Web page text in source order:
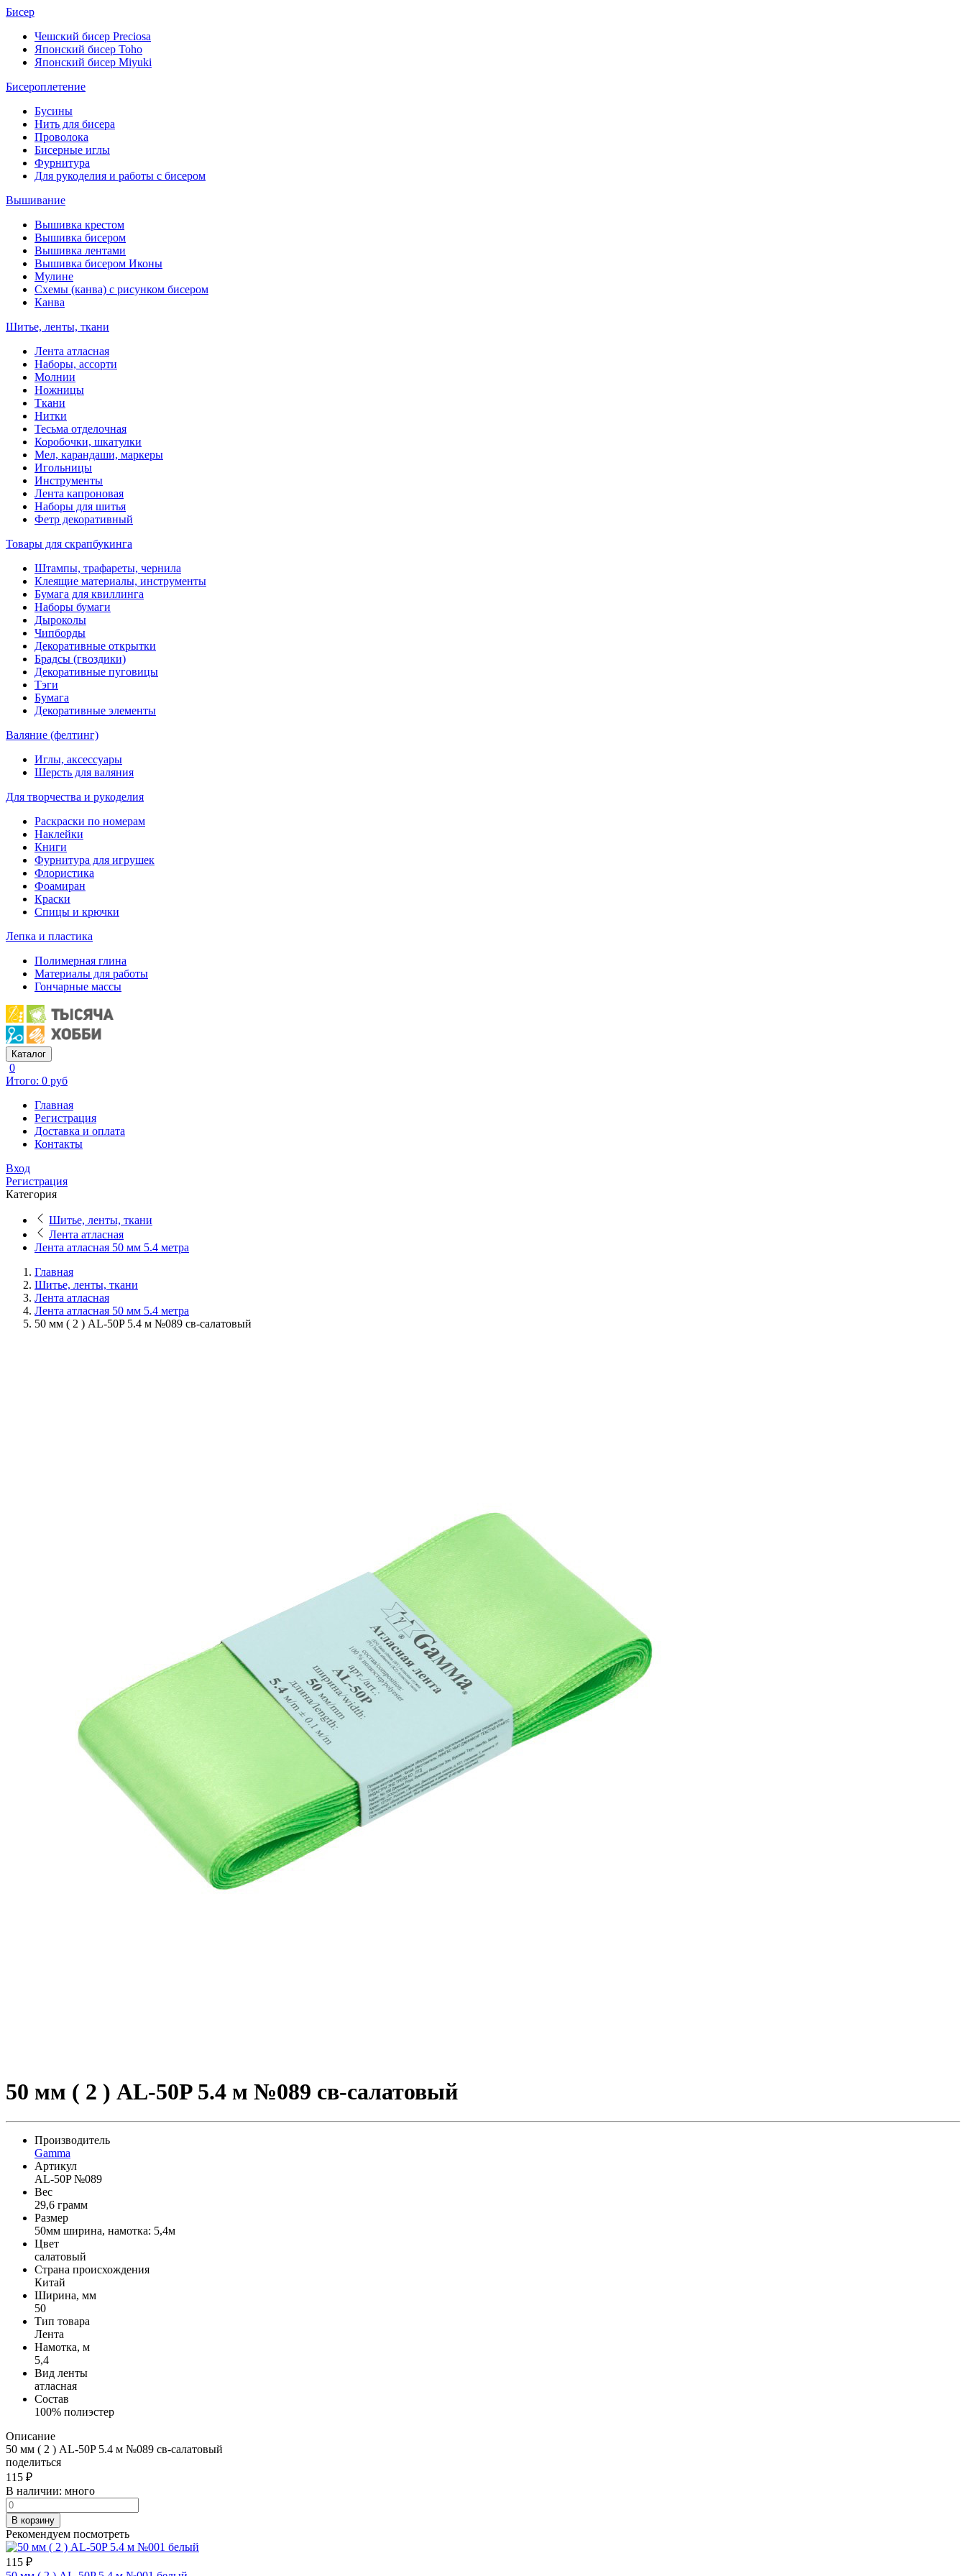
Бисер
Чешский бисер Preciosa
Японский бисер Toho
Японский бисер Miyuki
Бисероплетение
Бусины
Нить для бисера
Проволока
Бисерные иглы
Фурнитура
Для рукоделия и работы с бисером
Вышивание
Вышивка крестом
Вышивка бисером
Вышивка лентами
Вышивка бисером Иконы
Мулине
Схемы (канва) с рисунком бисером
Канва
Шитье, ленты, ткани
Лента атласная
Наборы, ассорти
Молнии
Ножницы
Ткани
Нитки
Тесьма отделочная
Коробочки, шкатулки
Мел, карандаши, маркеры
Игольницы
Инструменты
Лента капроновая
Наборы для шитья
Фетр декоративный
Товары для скрапбукинга
Штампы, трафареты, чернила
Клеящие материалы, инструменты
Бумага для квиллинга
Наборы бумаги
Дыроколы
Чипборды
Декоративные открытки
Брадсы (гвоздики)
Декоративные пуговицы
Тэги
Бумага
Декоративные элементы
Валяние (фелтинг)
Иглы, аксессуары
Шерсть для валяния
Для творчества и рукоделия
Раскраски по номерам
Наклейки
Книги
Фурнитура для игрушек
Флористика
Фоамиран
Краски
Спицы и крючки
Лепка и пластика
Полимерная глина
Материалы для работы
Гончарные массы
Каталог
0
Итого: 0 руб
Главная
Регистрация
Доставка и оплата
Контакты
Вход
Регистрация
Категория
Шитье, ленты, ткани
Лента атласная
Лента атласная 50 мм 5.4 метра
Главная
Шитье, ленты, ткани
Лента атласная
Лента атласная 50 мм 5.4 метра
50 мм ( 2 ) AL-50P 5.4 м №089 св-салатовый
50 мм ( 2 ) AL-50P 5.4 м №089 св-салатовый
Производитель
Gamma
Артикул
AL-50P №089
Вес
29,6 грамм
Размер
50мм ширина, намотка: 5,4м
Цвет
салатовый
Страна происхождения
Китай
Ширина, мм
50
Тип товара
Лента
Намотка, м
5,4
Вид ленты
атласная
Состав
100% полиэстер
Описание
50 мм ( 2 ) AL-50P 5.4 м №089 св-салатовый
поделиться
115 ₽
В наличии: много
В корзину
Рекомендуем посмотреть
115 ₽